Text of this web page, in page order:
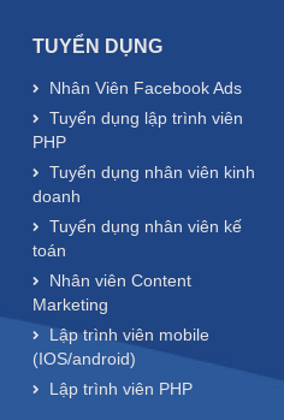
TUYỂN DỤNG
Nhân Viên Facebook Ads
Tuyển dụng lập trình viên
PHP
Tuyển dụng nhân viên kinh
doanh
Tuyển dụng nhân viên kế
toán
Nhân viên Content
Marketing
Lập trình viên mobile
(IOS/android)
Lập trình viên PHP